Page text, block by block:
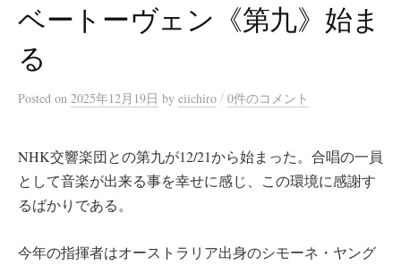
ベートーヴェン《第九》始ま
る
Posted on 2025年12月19日 by eiichiro / 0件のコメント
NHK交響楽団との第九が12/21から始まった。合唱の一員
として音楽が出来る事を幸せに感じ、この環境に感謝す
るばかりである。
今年の指揮者はオーストラリア出身のシモーネ・ヤング